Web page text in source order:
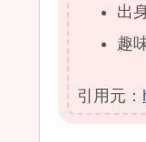
出
趣
引用元：